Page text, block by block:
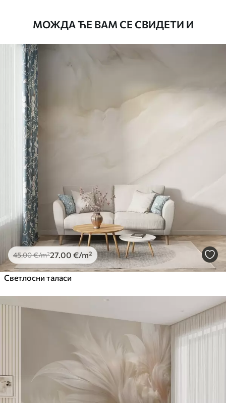
водом.
Доступни материјали
Standard
45.0027
Premium
56.6734
Premium Vinil
65.0039 .00€/m²
Peel and Stick
81.6749.00€/m²
МОЖДА ЋЕ ВАМ СЕ СВИДЕТИ И
45.00€/m²27 .00 €/m²
Светлосни таласи